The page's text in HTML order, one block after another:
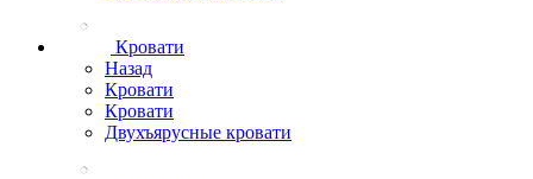
Кровати
Назад
Кровати
Кровати
Двухъярусные кровати